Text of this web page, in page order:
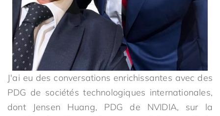
J'ai eu des conversations enrichissantes avec des
PDG de sociétés technologiques internationales,
dont Jensen Huang, PDG de NVIDIA, sur la